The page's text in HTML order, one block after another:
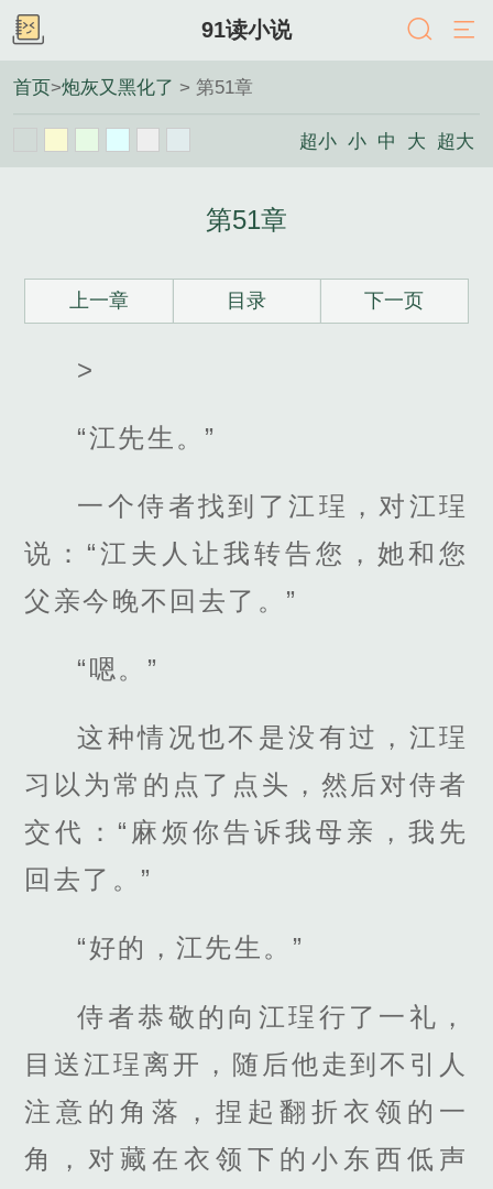
91读小说
首页>炮灰又黑化了 > 第51章
超小 小 中 大 超大
第51章
上一章 目录 下一页
>
“江先生。”
一个侍者找到了江珵，对江珵
说：“江夫人让我转告您，她和您
父亲今晚不回去了。”
“嗯。”
这种情况也不是没有过，江珵
习以为常的点了点头，然后对侍者
交代：“麻烦你告诉我母亲，我先
回去了。”
“好的，江先生。”
侍者恭敬的向江珵行了一礼，
目送江珵离开，随后他走到不引人
注意的角落，捏起翻折衣领的一
角，对藏在衣领下的小东西低声